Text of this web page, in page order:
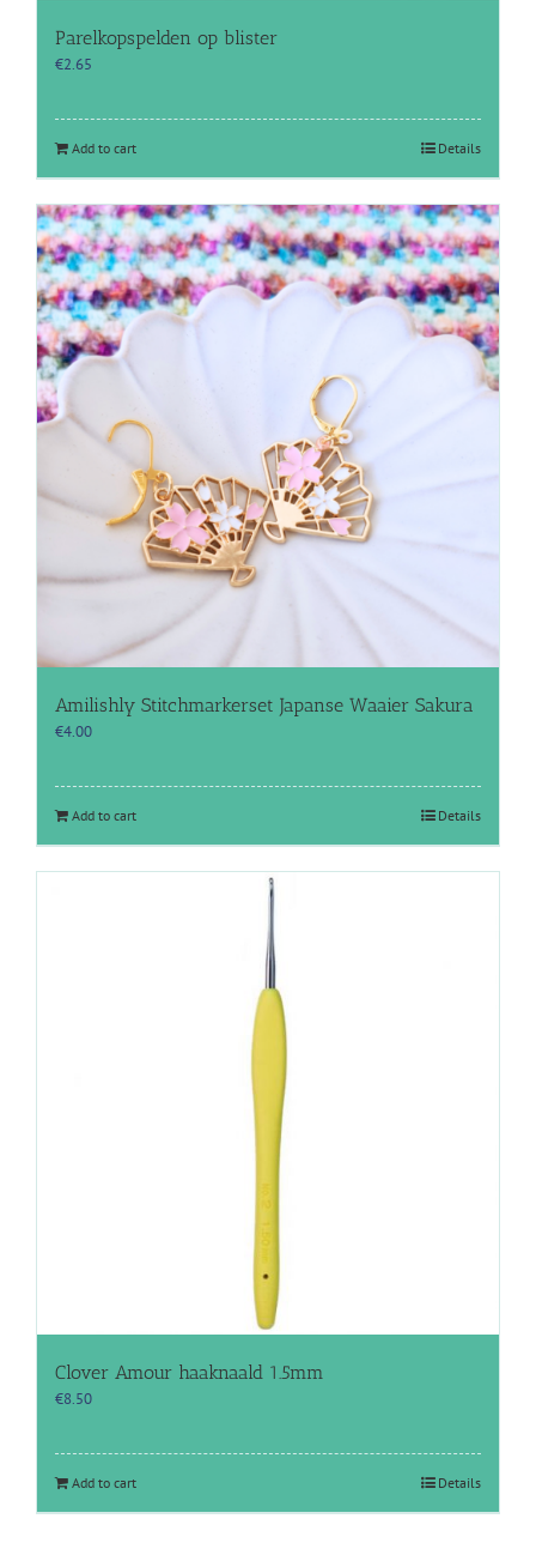
Parelkopspelden op blister
€2.65
Add to cart Details
Amilishly Stitchmarkerset Japanse Waaier Sakura
€4.00
Add to cart Details
Clover Amour haaknaald 1.5mm
€8.50
Add to cart Details